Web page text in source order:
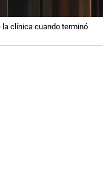
la clínica cuando terminó